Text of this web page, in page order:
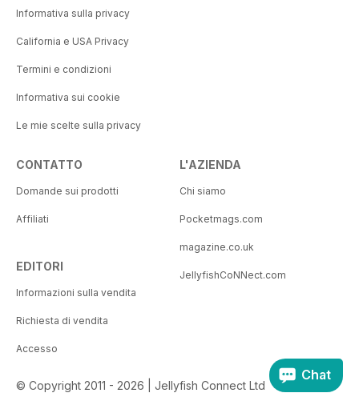
Informativa sulla privacy
California e USA Privacy
Termini e condizioni
Informativa sui cookie
Le mie scelte sulla privacy
CONTATTO
Domande sui prodotti
Affiliati
EDITORI
Informazioni sulla vendita
Richiesta di vendita
Accesso
L'AZIENDA
Chi siamo
Pocketmags.com
magazine.co.uk
JellyfishCoNNect.com
© Copyright 2011 - 2026 | Jellyfish Connect Ltd
Chat